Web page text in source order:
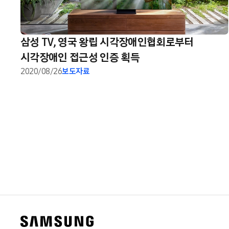
삼성 TV, 영국 왕립 시각장애인협회로부터
시각장애인 접근성 인증 획득
2020/08/26보도자료